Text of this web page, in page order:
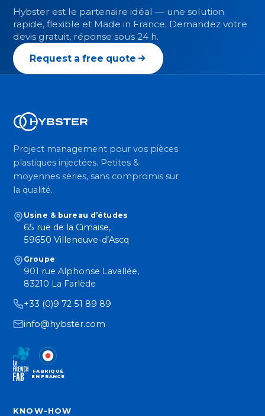
Hybster est le partenaire idéal — une solution
rapide, flexible et Made in France. Demandez votre
devis gratuit, réponse sous 24 h.
Request a free quote
Project management pour vos pièces
plastiques injectées. Petites &
moyennes séries, sans compromis sur
la qualité.
Usine & bureau d’études
65 rue de la Cimaise,
59650 Villeneuve-d’Ascq
Groupe
901 rue Alphonse Lavallée,
83210 La Farlède
+33 (0)9 72 51 89 89
info@hybster.com
FABRIQUÉ
EN FRANCE
KNOW-HOW